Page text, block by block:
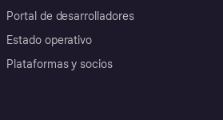
Portal de desarrolladores
Estado operativo
Plataformas y socios